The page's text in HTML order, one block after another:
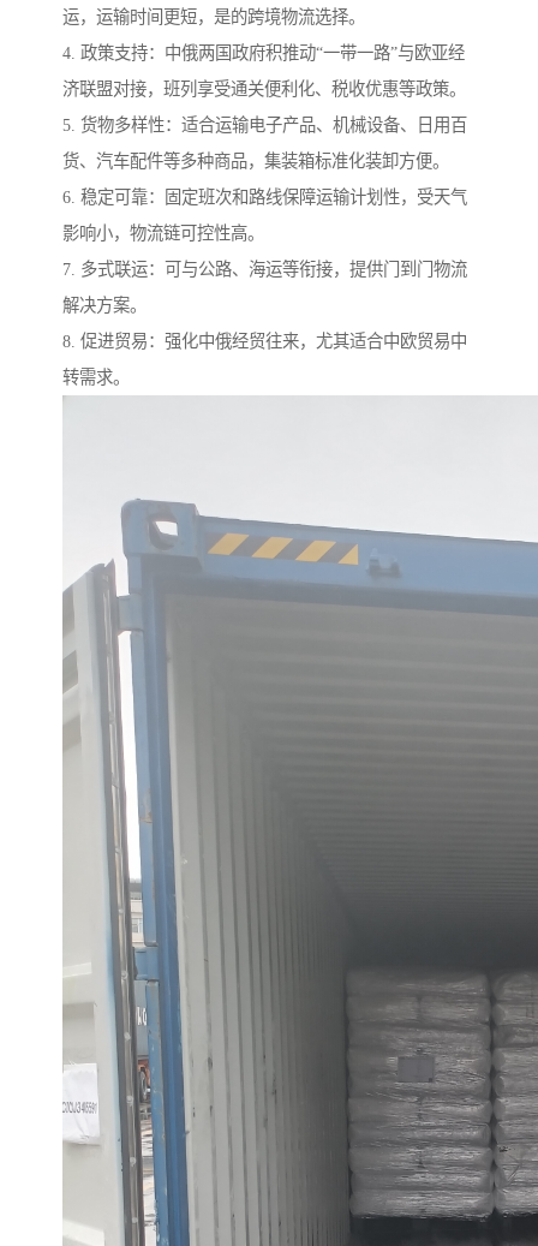
运，运输时间更短，是的跨境物流选择。
4. 政策支持：中俄两国政府积推动“一带一路”与欧亚经
济联盟对接，班列享受通关便利化、税收优惠等政策。
5. 货物多样性：适合运输电子产品、机械设备、日用百
货、汽车配件等多种商品，集装箱标准化装卸方便。
6. 稳定可靠：固定班次和路线保障运输计划性，受天气
影响小，物流链可控性高。
7. 多式联运：可与公路、海运等衔接，提供门到门物流
解决方案。
8. 促进贸易：强化中俄经贸往来，尤其适合中欧贸易中
转需求。